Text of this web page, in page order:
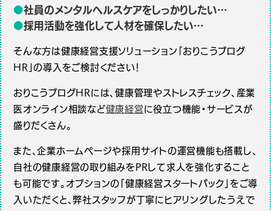
●社員のメンタルヘルスケアをしっかりしたい…
●採用活動を強化して人材を確保したい…
そんな方は健康経営支援ソリューション「おりこうブログ
HR」の導入をご検討ください！
おりこうブログHRには、健康管理やストレスチェック、産業
医オンライン相談など健康経営 に役立つ機能・サービスが
盛りだくさん。
また、企業ホームページや採用サイトの運営機能も搭載し、
自社の健康経営の取り組みをPRして求人を強化すること
も可能です。オプションの「健康経営スタートパック」をご導
入いただくと、弊社スタッフが丁寧にヒアリングしたうえで